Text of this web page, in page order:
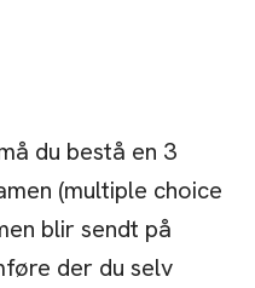
du bestå en 3
(multiple choice
blir sendt på
der du selv